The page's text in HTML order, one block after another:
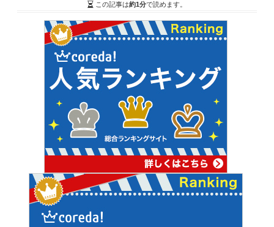
この記事は約1分で読めます。